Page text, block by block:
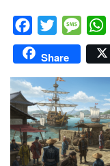
a
c
b
o
o
k
w
i
t
t
e
r
M
e
s
a
g
e
Share